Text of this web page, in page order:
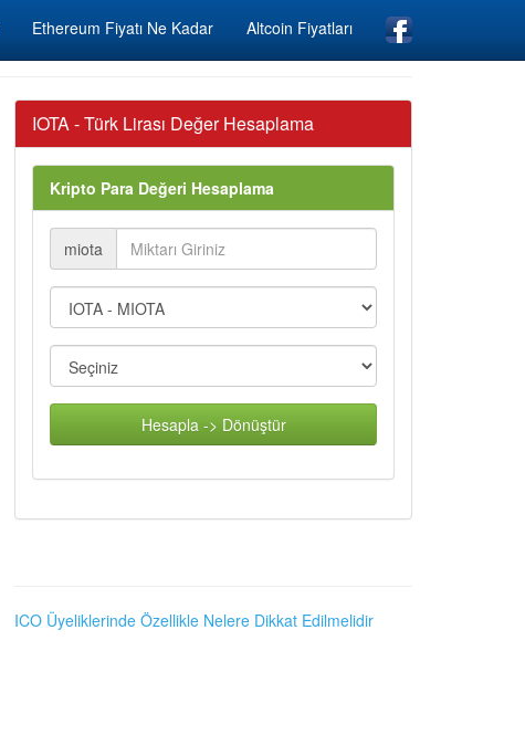
Ethereum Fiyatı Ne Kadar Altcoin Fiyatları
IOTA - Türk Lirası Değer Hesaplama
Kripto Para Değeri Hesaplama
miota
Hesapla -> Dönüştür
ICO Üyeliklerinde Özellikle Nelere Dikkat Edilmelidir